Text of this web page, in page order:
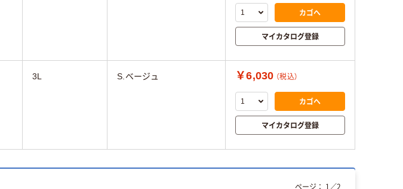
カゴへ
マイカタログ登録
3L S.ベージュ ￥6,030 （税込）
カゴへ
マイカタログ登録
ページ： 1 ／2